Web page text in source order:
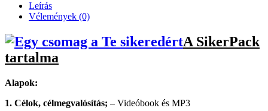
Leírás
Vélemények (0)
A SikerPack
tartalma
Alapok:
1. Célok, célmegvalósítás; – Videóbook és MP3